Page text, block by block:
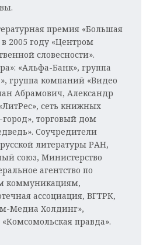
премия «Большая
2005 году «Центром
словесности».
«Альфа-Банк», группа
группа компаний «Видео
Абрамович, Александр
сеть книжных
торговый дом
Соучредители
литературы РАН,
союз, Министерство
агентство по
коммуникациям,
ассоциация, ВГТРК,
Медиа Холдинг»,
правда».